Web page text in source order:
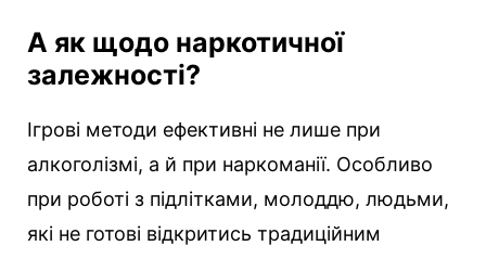
А як щодо наркотичної
залежності?
Ігрові методи ефективні не лише при
алкоголізмі, а й при наркоманії. Особливо
при роботі з підлітками, молоддю, людьми,
які не готові відкритись традиційним